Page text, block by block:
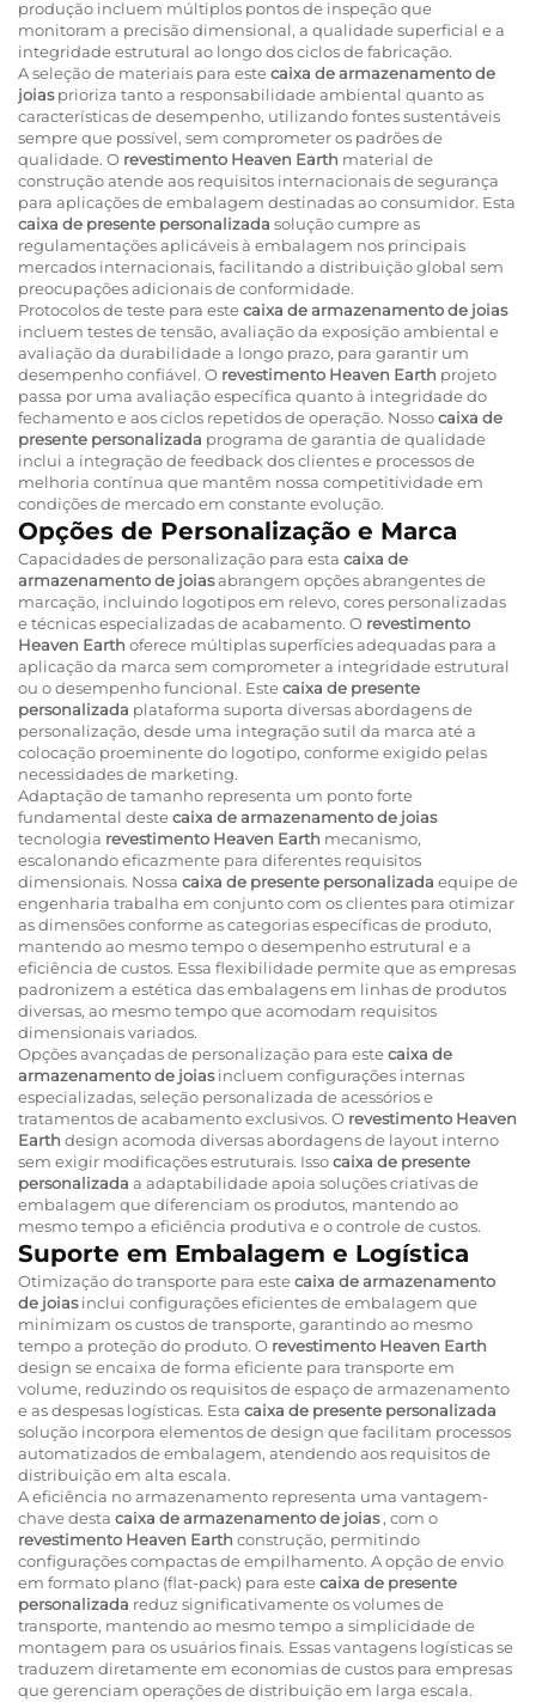
produção incluem múltiplos pontos de inspeção que
monitoram a precisão dimensional, a qualidade superficial e a
integridade estrutural ao longo dos ciclos de fabricação.
A seleção de materiais para estecaixa de armazenamento de
joiasprioriza tanto a responsabilidade ambiental quanto as
características de desempenho, utilizando fontes sustentáveis
sempre que possível, sem comprometer os padrões de
qualidade. O revestimento Heaven Earth material de
construção atende aos requisitos internacionais de segurança
para aplicações de embalagem destinadas ao consumidor. Esta
caixa de presente personalizada solução cumpre as
regulamentações aplicáveis à embalagem nos principais
mercados internacionais, facilitando a distribuição global sem
preocupações adicionais de conformidade.
Protocolos de teste para estecaixa de armazenamento de joias
incluem testes de tensão, avaliação da exposição ambiental e
avaliação da durabilidade a longo prazo, para garantir um
desempenho confiável. O revestimento Heaven Earth projeto
passa por uma avaliação específica quanto à integridade do
fechamento e aos ciclos repetidos de operação. Nossocaixa de
presente personalizada programa de garantia de qualidade
inclui a integração de feedback dos clientes e processos de
melhoria contínua que mantêm nossa competitividade em
condições de mercado em constante evolução.
Opções de Personalização e Marca
Capacidades de personalização para esta caixa de
armazenamento de joiasabrangem opções abrangentes de
marcação, incluindo logotipos em relevo, cores personalizadas
e técnicas especializadas de acabamento. O revestimento
Heaven Earth oferece múltiplas superfícies adequadas para a
aplicação da marca sem comprometer a integridade estrutural
ou o desempenho funcional. Estecaixa de presente
personalizada plataforma suporta diversas abordagens de
personalização, desde uma integração sutil da marca até a
colocação proeminente do logotipo, conforme exigido pelas
necessidades de marketing.
Adaptação de tamanho representa um ponto forte
fundamental destecaixa de armazenamento de joias
tecnologia revestimento Heaven Earth mecanismo,
escalonando eficazmente para diferentes requisitos
dimensionais. Nossa caixa de presente personalizada equipe de
engenharia trabalha em conjunto com os clientes para otimizar
as dimensões conforme as categorias específicas de produto,
mantendo ao mesmo tempo o desempenho estrutural e a
eficiência de custos. Essa flexibilidade permite que as empresas
padronizem a estética das embalagens em linhas de produtos
diversas, ao mesmo tempo que acomodam requisitos
dimensionais variados.
Opções avançadas de personalização para estecaixa de
armazenamento de joiasincluem configurações internas
especializadas, seleção personalizada de acessórios e
tratamentos de acabamento exclusivos. O revestimento Heaven
Earth design acomoda diversas abordagens de layout interno
sem exigir modificações estruturais. Issocaixa de presente
personalizada a adaptabilidade apoia soluções criativas de
embalagem que diferenciam os produtos, mantendo ao
mesmo tempo a eficiência produtiva e o controle de custos.
Suporte em Embalagem e Logística
Otimização do transporte para estecaixa de armazenamento
de joiasinclui configurações eficientes de embalagem que
minimizam os custos de transporte, garantindo ao mesmo
tempo a proteção do produto. O revestimento Heaven Earth
design se encaixa de forma eficiente para transporte em
volume, reduzindo os requisitos de espaço de armazenamento
e as despesas logísticas. Esta caixa de presente personalizada
solução incorpora elementos de design que facilitam processos
automatizados de embalagem, atendendo aos requisitos de
distribuição em alta escala.
A eficiência no armazenamento representa uma vantagem-
chave desta caixa de armazenamento de joias, com o
revestimento Heaven Earth construção, permitindo
configurações compactas de empilhamento. A opção de envio
em formato plano (flat-pack) para estecaixa de presente
personalizada reduz significativamente os volumes de
transporte, mantendo ao mesmo tempo a simplicidade de
montagem para os usuários finais. Essas vantagens logísticas se
traduzem diretamente em economias de custos para empresas
que gerenciam operações de distribuição em larga escala.